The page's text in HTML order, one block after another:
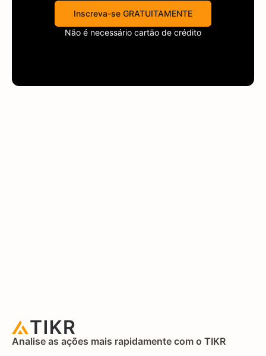
Inscreva-se GRATUITAMENTE
Não é necessário cartão de crédito
Analise as ações mais rapidamente com o TIKR